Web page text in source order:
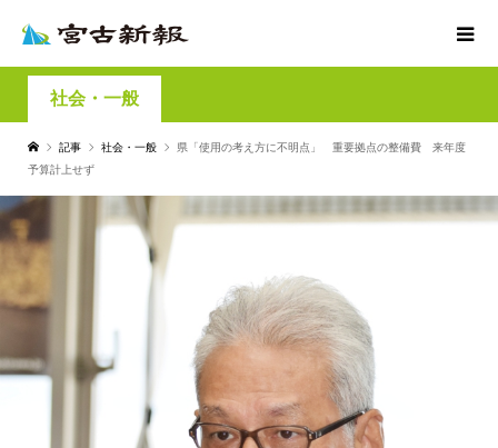
社会・一般
記事 社会・一般
県「使用の考え方に不明点」 重要拠点の整備費 来年度
予算計上せず